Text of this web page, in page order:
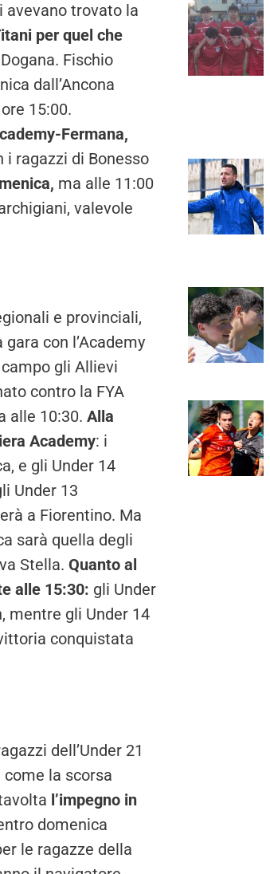
avevano trovato la
per quel che
Fischio
dall’Ancona
15:00.
Fermana,
i ragazzi di Bonesso
ma alle 11:00
valevole
e provinciali,
con l’Academy
gli Allievi
contro la FYA
alle 10:30. Alla
Academy: i
e gli Under 14
Under 13
a Fiorentino. Ma
sarà quella degli
Stella. Quanto al
alle 15:30: gli Under
mentre gli Under 14
conquistata
dell’Under 21
la scorsa
l’impegno in
domenica
le ragazze della